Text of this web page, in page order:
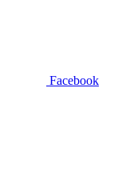
Facebook